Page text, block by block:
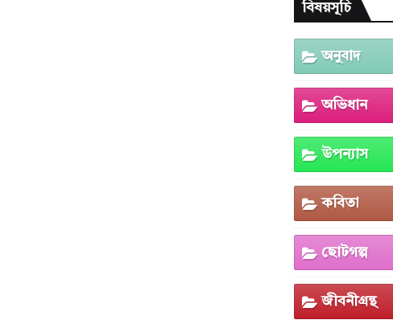
বিষয়সূচি
অনুবাদ
অভিধান
উপন্যাস
কবিতা
ছোটগল্প
জীবনীগ্রন্থ